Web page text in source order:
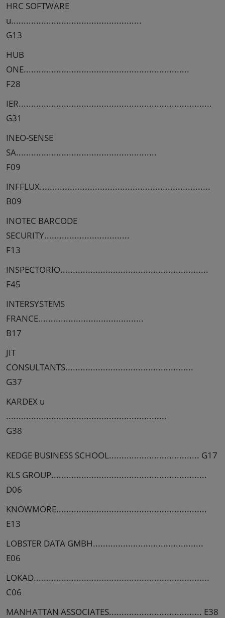
HRC SOFTWARE
u....................................................
G13
HUB
ONE..................................................................
F28
IER.............................................................................
G31
INEO-SENSE
SA........................................................
F09
INFFLUX....................................................................
B09
INOTEC BARCODE
SECURITY..................................
F13
INSPECTORIO...........................................................
F45
INTERSYSTEMS
FRANCE..........................................
B17
JIT
CONSULTANTS...................................................
G37
KARDEX u
................................................................
G38
KEDGE BUSINESS SCHOOL.................................... G17
KLS GROUP..............................................................
D06
KNOWMORE............................................................
E13
LOBSTER DATA GMBH............................................
E06
LOKAD......................................................................
C06
MANHATTAN ASSOCIATES..................................... E38